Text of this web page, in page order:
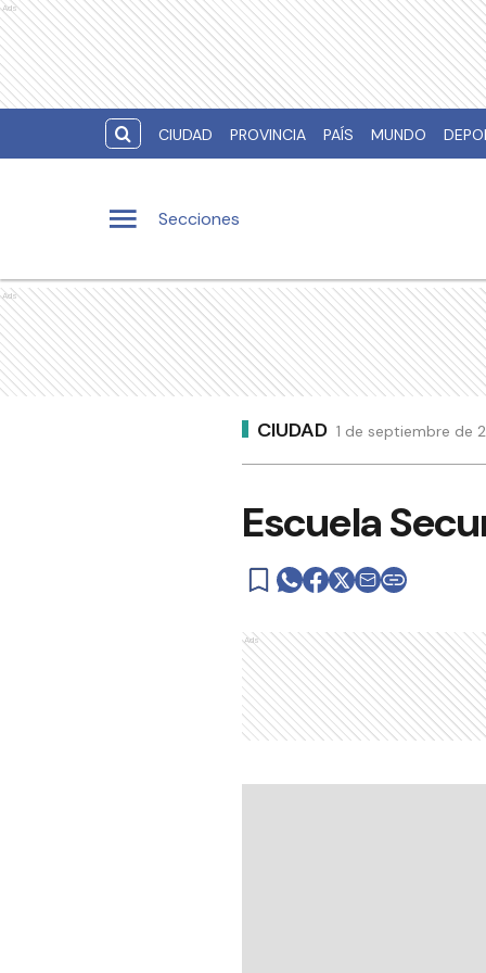
Ads
CIUDAD PROVINCIA PAÍS MUNDO
Secciones
Ads
CIUDAD 1 de septiembre de
Escuela
Ads